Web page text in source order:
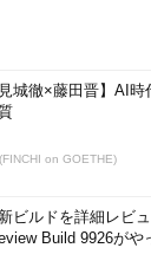
番まで
25番、53番お
123番
-p
関しては「-s*」
見城徹×藤田晋】AI
on GOETHE)
ビルドを詳細レビ
Build 9926がや